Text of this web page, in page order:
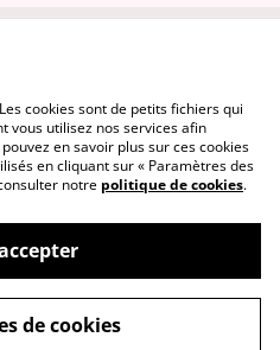
Politique de cookies
& Mercerie
powered by
cookies sont de petits fichiers qui
vous utilisez nos services afin
en savoir plus sur ces cookies
en cliquant sur « Paramètres des
notre politique de cookies.
de cookies